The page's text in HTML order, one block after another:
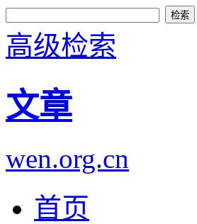
高级检索
文章
wen.org.cn
首页